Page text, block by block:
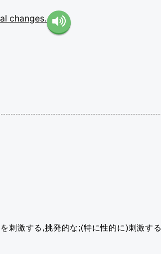
changes.
刺激する,挑発的な;(特に性的に)刺激する